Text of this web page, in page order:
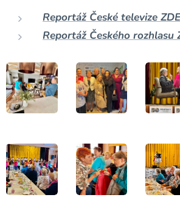
Reportáž České televize ZDE
Reportáž Českého rozhlasu